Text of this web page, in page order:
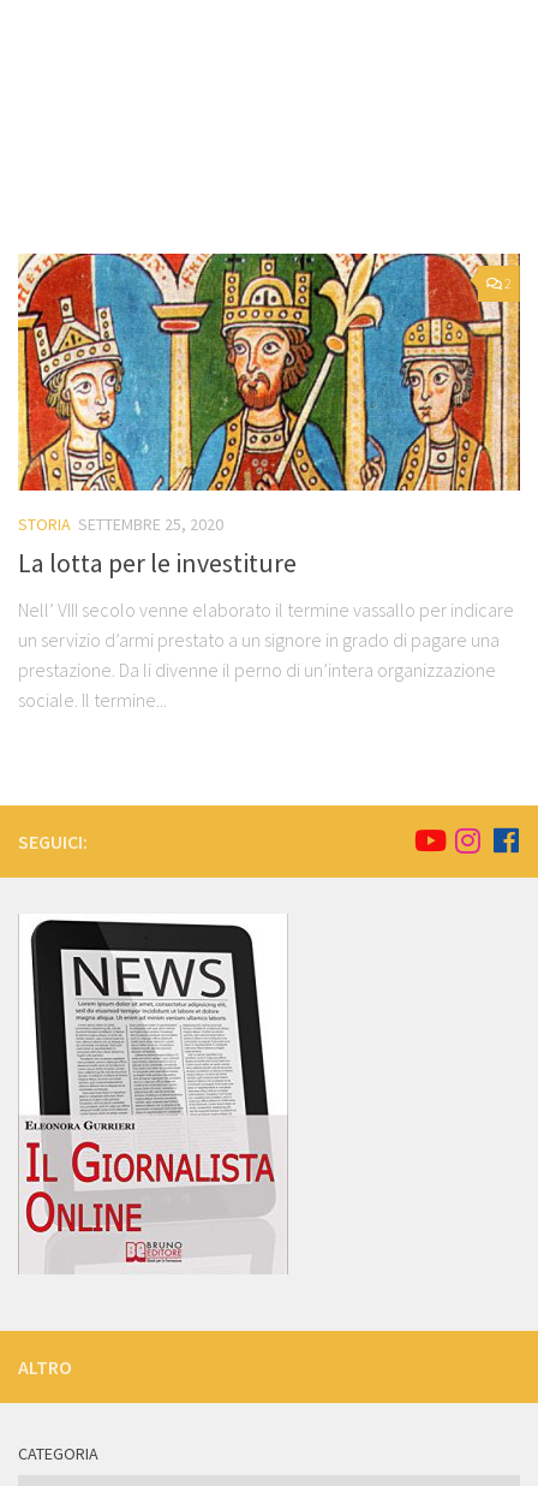
2
STORIA SETTEMBRE 25, 2020
La lotta per le investiture
Nell’ VIII secolo venne elaborato il termine vassallo per indicare
un servizio d’armi prestato a un signore in grado di pagare una
prestazione. Da li divenne il perno di un’intera organizzazione
sociale. Il termine...
SEGUICI:
ALTRO
CATEGORIA